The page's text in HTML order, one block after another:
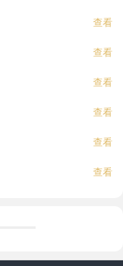
查看
查看
查看
查看
查看
查看